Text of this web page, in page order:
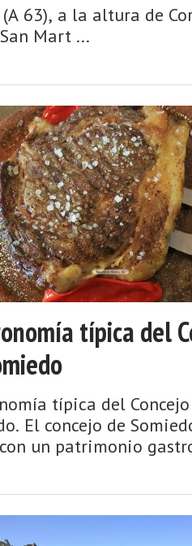
63), a la altura de
Mart ...
típica del
típica del
El concejo de
un patrimonio
factores: las
la confluencia de
con la monta ...